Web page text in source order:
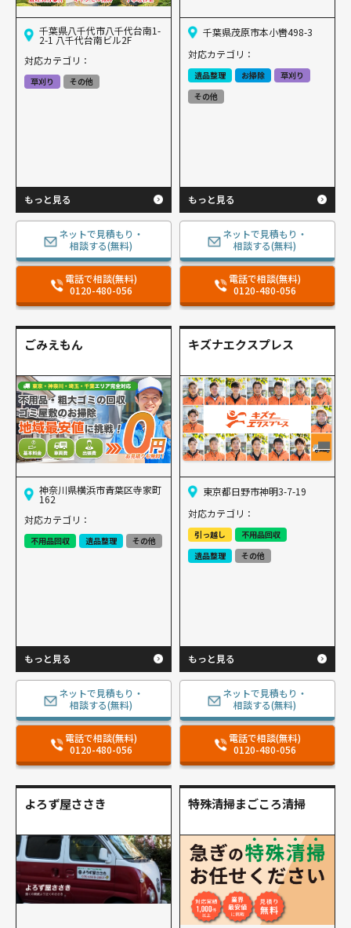
千葉県八千代市八千代台南1-
2-1 八千代台南ビル2F
対応カテゴリ：
草刈り その他
もっと見る
ネットで見積もり・
相談する(無料)
電話で相談(無料)
0120-480-056
千葉県茂原市本小轡498-3
対応カテゴリ：
遺品整理 お掃除
草刈り
その他
もっと見る
ネットで見積もり・
相談する(無料)
電話で相談(無料)
0120-480-056
ごみえもん
神奈川県横浜市青葉区寺家町
162
対応カテゴリ：
不用品回収 遺品整理 その他
もっと見る
ネットで見積もり・
相談する(無料)
電話で相談(無料)
0120-480-056
キズナエクスプレス
東京都日野市神明3-7-19
対応カテゴリ：
引っ越し
不用品回収
遺品整理
その他
もっと見る
ネットで見積もり・
相談する(無料)
電話で相談(無料)
0120-480-056
よろず屋ささき 特殊清掃まごころ清掃